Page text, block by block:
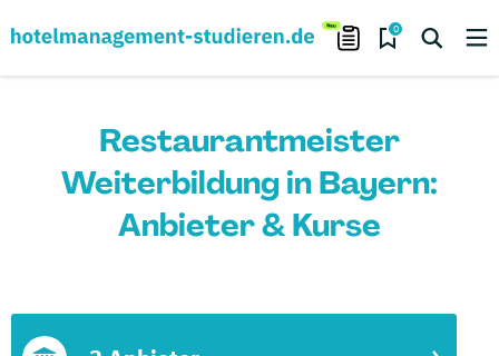
0
Restaurantmeister
Weiterbildung in Bayern:
Anbieter & Kurse